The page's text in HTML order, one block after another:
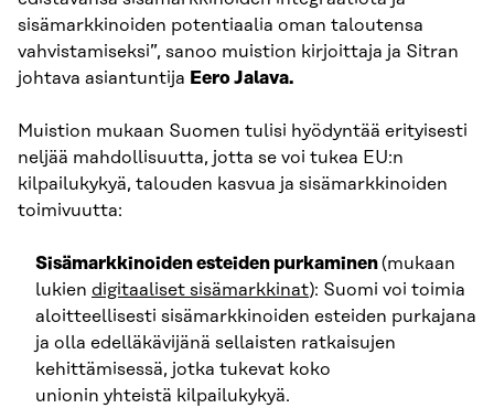
sisämarkkinoiden potentiaalia oman taloutensa
vahvistamiseksi”, sanoo muistion kirjoittaja ja Sitran
johtava asiantuntija Eero Jalava.
Muistion mukaan Suomen tulisi hyödyntää erityisesti
neljää mahdollisuutta, jotta se voi tukea EU:n
kilpailukykyä, talouden kasvua ja sisämarkkinoiden
toimivuutta:
Sisämarkkinoiden esteiden purkaminen(mukaan
lukien digitaaliset sisämarkkinat): Suomi voi toimia
aloitteellisesti sisämarkkinoiden esteiden purkajana
ja olla edelläkävijänä sellaisten ratkaisujen
kehittämisessä, jotka tukevat koko
unionin yhteistä kilpailukykyä.